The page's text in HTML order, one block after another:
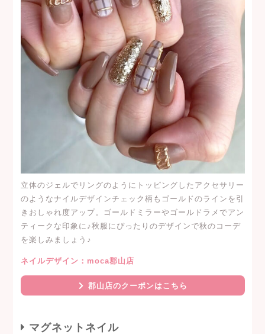
立体のジェルでリングのようにトッピングしたアクセサリー
のようなナイルデザインチェック柄もゴールドのラインを引
きおしゃれ度アップ。ゴールドミラーやゴールドラメでアン
ティークな印象に♪秋服にぴったりのデザインで秋のコーデ
を楽しみましょう♪
ネイルデザイン：moca郡山店
郡山店のクーポンはこちら
マグネットネイル